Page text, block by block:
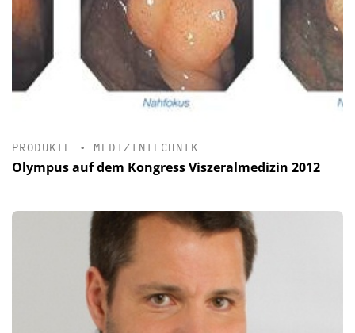
PRODUKTE • MEDIZINTECHNIK
Olympus auf dem Kongress Viszeralmedizin 2012